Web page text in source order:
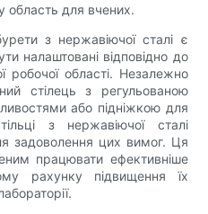
область для вчених.
з нержавіючої сталі є
налаштовані відповідно до
робочої області. Незалежно
стілець з регульованою
або підніжкою для
з нержавіючої сталі
задоволення цих вимог. Ця
працювати ефективніше
рахунку підвищення їх